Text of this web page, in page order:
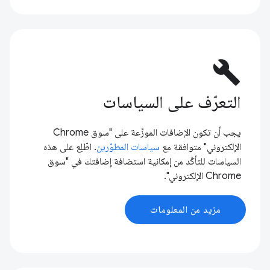
build
التعرّف على السياسات
يجب أن تكون الإضافات الموزَّعة على "سوق Chrome
الإلكتروني" متوافقة مع سياسات المطوّرين. اطّلِع على هذه
السياسات للتأكّد من إمكانية استضافة إضافتك في "سوق
Chrome الإلكتروني".
مزيد من المعلومات